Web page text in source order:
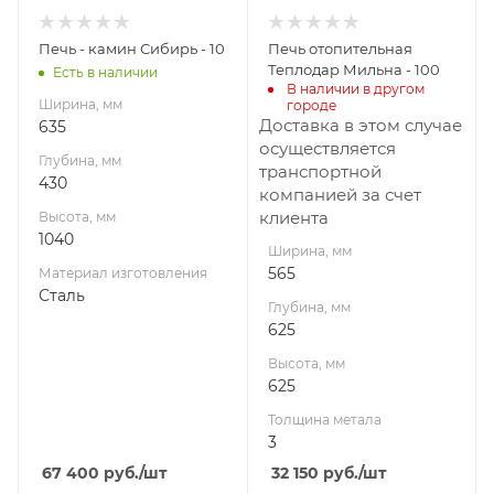
Сталь
Вид топлива
Диаметр дымохода,
115
250
12
Печь - камин Сибирь - 10
Есть в наличии
Ширина, мм
635
Глубина, мм
430
Высота, мм
1040
Материал изготовления
Сталь
67 400 руб./шт
Материал
изготовления
Конструкционная
сталь
Вид топлива
Дрова и брикеты
Диаметр дымохода,
мм
115
Длина дров, мм
615
Гарантия, мес.
12
Мощность, кВт
10
Печь отопительная
Теплодар Мильна - 100
В наличии в другом
городе
Доставка в этом случае
осуществляется
транспортной
компанией за счет
клиента
Ширина, мм
565
Глубина, мм
625
Высота, мм
625
Толщина метала
3
32 150 руб./шт